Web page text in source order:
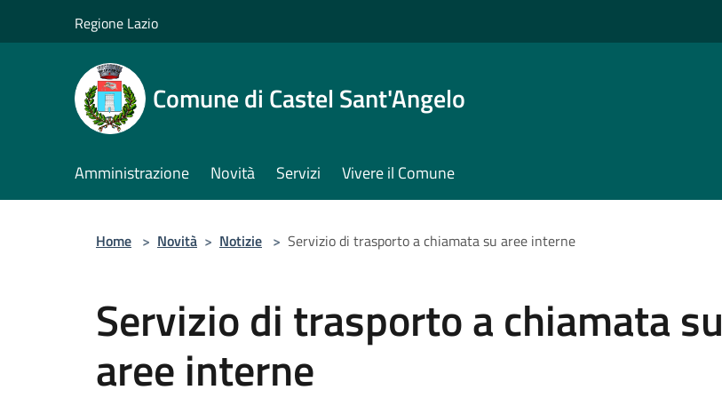
Regione Lazio
Comune di Castel Sant'Angelo
Amministrazione Novità Servizi Vivere il Comune
Home > Novità > Notizie > Servizio di trasporto a chiamata su aree interne
Servizio di trasporto a chiamata su
aree interne